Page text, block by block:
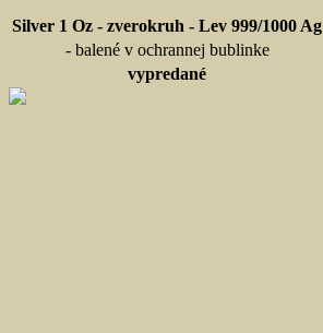
Silver 1 Oz - zverokruh - Lev 999/1000 Ag
- balené v ochrannej bublinke
vypredané